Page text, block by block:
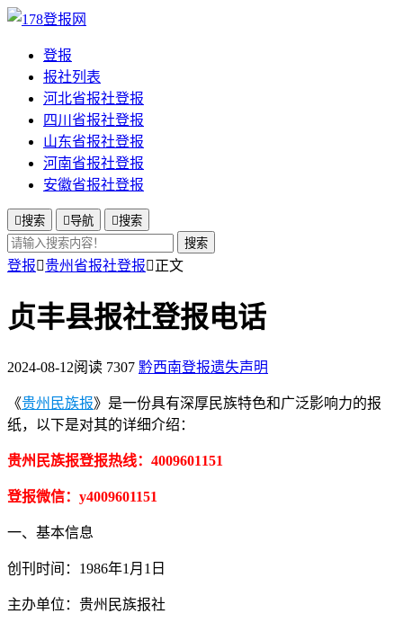
登报
报社列表
河北省报社登报
四川省报社登报
山东省报社登报
河南省报社登报
安徽省报社登报
搜索 导航 搜索
搜索
登报贵州省报社登报正文
贞丰县报社登报电话
2024-08-12阅读 7307 黔西南登报遗失声明
《贵州民族报》是一份具有深厚民族特色和广泛影响力的报
纸，以下是对其的详细介绍：
贵州民族报登报热线：4009601151
登报微信：y4009601151
一、基本信息
创刊时间：1986年1月1日
主办单位：贵州民族报社